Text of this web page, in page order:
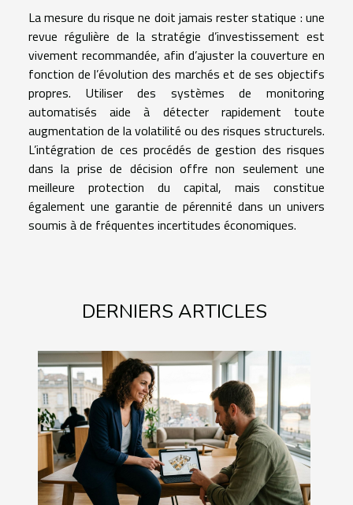
La mesure du risque ne doit jamais rester statique : une
revue régulière de la stratégie d’investissement est
vivement recommandée, afin d’ajuster la couverture en
fonction de l’évolution des marchés et de ses objectifs
propres. Utiliser des systèmes de monitoring
automatisés aide à détecter rapidement toute
augmentation de la volatilité ou des risques structurels.
L’intégration de ces procédés de gestion des risques
dans la prise de décision offre non seulement une
meilleure protection du capital, mais constitue
également une garantie de pérennité dans un univers
soumis à de fréquentes incertitudes économiques.
DERNIERS ARTICLES